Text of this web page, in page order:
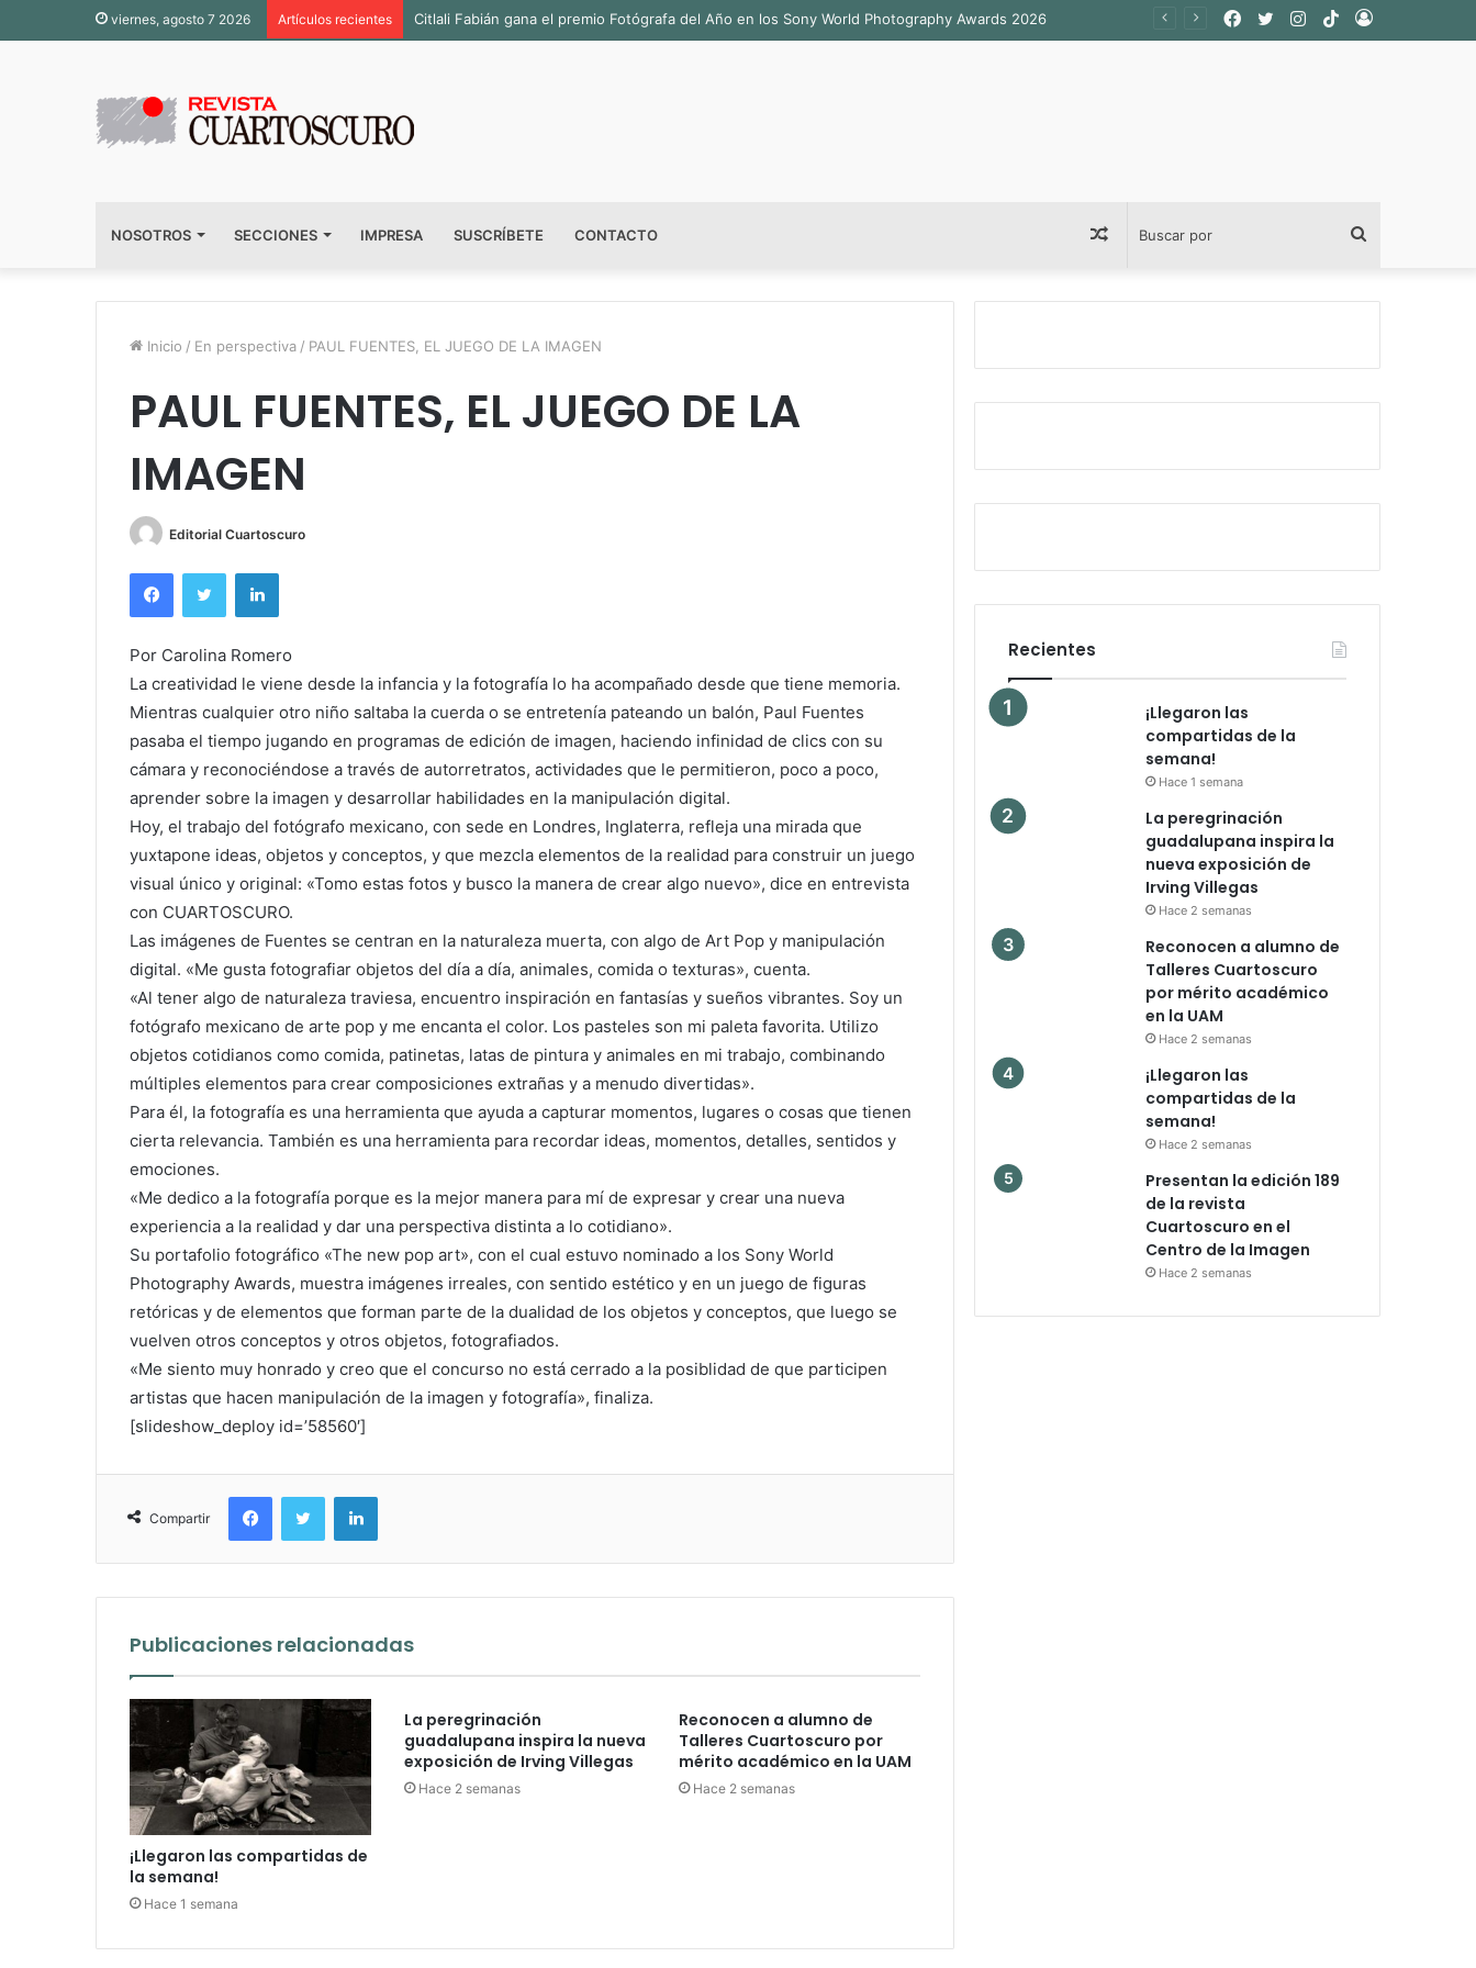
viernes, agosto 7 2026 Artículos recientes Inauguran sala permanente «Pedro Valtierra» en la Fototeca de Zacatecas Acceso
TikTok
Instagram
Twitter
Facebook
NOSOTROS SECCIONES IMPRESA SUSCRÍBETE CONTACTO
por
Publicación
al
azar
Inicio / En perspectiva / PAUL FUENTES, EL JUEGO DE LA IMAGEN
PAUL FUENTES, EL JUEGO DE LA
IMAGEN
Editorial Cuartoscuro
FacebookTwitter LinkedIn
Por Carolina Romero
La creatividad le viene desde la infancia y la fotografía lo ha acompañado desde que tiene memoria.
Mientras cualquier otro niño saltaba la cuerda o se entretenía pateando un balón, Paul Fuentes
pasaba el tiempo jugando en programas de edición de imagen, haciendo infinidad de clics con su
cámara y reconociéndose a través de autorretratos, actividades que le permitieron, poco a poco,
aprender sobre la imagen y desarrollar habilidades en la manipulación digital.
Hoy, el trabajo del fotógrafo mexicano, con sede en Londres, Inglaterra, refleja una mirada que
yuxtapone ideas, objetos y conceptos, y que mezcla elementos de la realidad para construir un juego
visual único y original: «Tomo estas fotos y busco la manera de crear algo nuevo», dice en entrevista
con CUARTOSCURO.
Las imágenes de Fuentes se centran en la naturaleza muerta, con algo de Art Pop y manipulación
digital. «Me gusta fotografiar objetos del día a día, animales, comida o texturas», cuenta.
«Al tener algo de naturaleza traviesa, encuentro inspiración en fantasías y sueños vibrantes. Soy un
fotógrafo mexicano de arte pop y me encanta el color. Los pasteles son mi paleta favorita. Utilizo
objetos cotidianos como comida, patinetas, latas de pintura y animales en mi trabajo, combinando
múltiples elementos para crear composiciones extrañas y a menudo divertidas».
Para él, la fotografía es una herramienta que ayuda a capturar momentos, lugares o cosas que tienen
cierta relevancia. También es una herramienta para recordar ideas, momentos, detalles, sentidos y
emociones.
«Me dedico a la fotografía porque es la mejor manera para mí de expresar y crear una nueva
experiencia a la realidad y dar una perspectiva distinta a lo cotidiano».
Su portafolio fotográfico «The new pop art», con el cual estuvo nominado a los Sony World
Photography Awards, muestra imágenes irreales, con sentido estético y en un juego de figuras
retóricas y de elementos que forman parte de la dualidad de los objetos y conceptos, que luego se
vuelven otros conceptos y otros objetos, fotografiados.
«Me siento muy honrado y creo que el concurso no está cerrado a la posiblidad de que participen
artistas que hacen manipulación de la imagen y fotografía», finaliza.
[slideshow_deploy id=’58560′]
Compartir
FacebookTwitter LinkedIn
Publicaciones relacionadas
¡Llegaron las compartidas de
la semana!
Hace 1 semana
La peregrinación
guadalupana inspira la nueva
exposición de Irving Villegas
Hace 2 semanas
Reconocen a alumno de
Talleres Cuartoscuro por
mérito académico en la UAM
Hace 2 semanas
Recientes
¡Llegaron las
compartidas de la
semana!
Hace 1 semana
La peregrinación
guadalupana inspira la
nueva exposición de
Irving Villegas
Hace 2 semanas
Reconocen a alumno de
Talleres Cuartoscuro
por mérito académico
en la UAM
Hace 2 semanas
¡Llegaron las
compartidas de la
semana!
Hace 2 semanas
Presentan la edición 189
de la revista
Cuartoscuro en el
Centro de la Imagen
Hace 2 semanas